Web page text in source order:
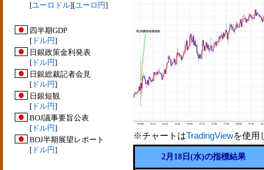
[ユーロドル][ユーロ円]
四半期GDP
[ ドル円]
日銀政策金利発表
[ ドル円]
日銀総裁記者会見
[ ドル円]
日銀短観
[ ドル円]
BOJ議事要旨公表
[ ドル円]
BOJ半期展望レポート
[ ドル円]
※チャートはTradingViewを使用
2月18日(水)の指標結果